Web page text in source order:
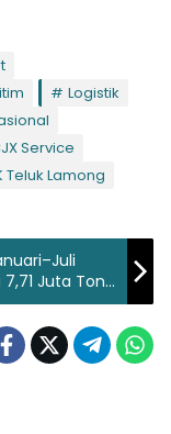
Logistik
Service
Teluk Lamong
Juta Ton
Ketangguhan